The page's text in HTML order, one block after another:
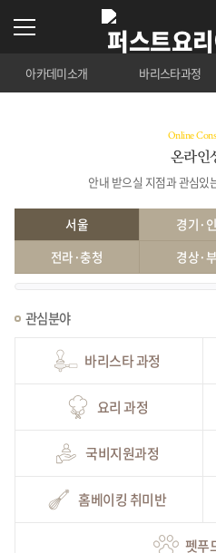
아카데미소개 바리스타과정
Online
온라인
안내 받으실 지점과 관심있
서울 경기·
전라·충청
경상·
관심분야
바리스타 과정
요리 과정
국비지원과정
홈베이킹 취미반
펫푸